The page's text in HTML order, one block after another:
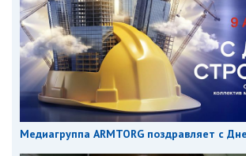
Медиагруппа ARMTORG поздравляет с